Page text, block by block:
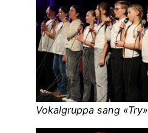
Vokalgruppa sang «Try»